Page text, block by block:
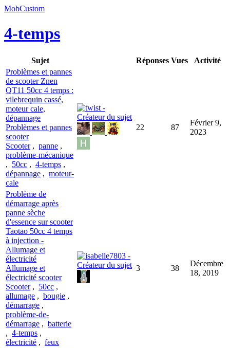
MobCustom
4-temps
Sujet Réponses Vues
Activité
Problèmes et pannes
de scooter Znen
QT11 50cc 4 temps :
vilebrequin cassé,
moteur cale,
dépannage
Problèmes et pannes
scooter
Scooter, panne ,
problème-mécanique
, 50cc , 4-temps ,
dépannage , moteur-
cale
22 87
Février 9,
2023
Problème de
démarrage après
panne sèche
d'essence sur scooter
Taotao 50cc 4 temps
à injection -
Allumage et
électricité
Allumage et
électricité scooter
Scooter, 50cc ,
allumage , bougie ,
démarrage ,
problème-de-
démarrage , batterie
, 4-temps ,
électricité , feux
3 38
Décembre
18, 2019